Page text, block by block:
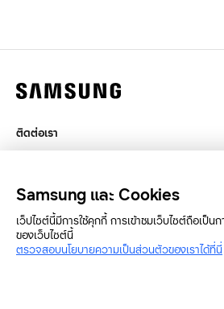
ติดต่อเรา
SAMSUNG.COM
Copyright© SAMSUNG All Rights
Samsung และ Cookies
เว็ปไซต์นี้มีการใช้คุกกี้ การเข้าชมเว็บไซต์ถือเป็น
ของเว็บไซต์นี้
ตรวจสอบนโยบายความเป็นส่วนตัวของเราได้ที่นี่